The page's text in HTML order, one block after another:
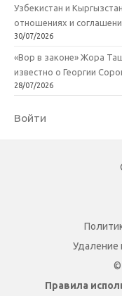
Узбекистан и
отношениях и
30/07/2026
«Вор в законе» Жора
известно о Георгии
28/07/2026
Войти
Удаление
©
Правила